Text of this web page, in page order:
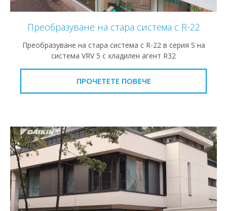
Преобразуване на стара система с R-22
Преобразуване на стара система с R-22 в серия S на
система VRV 5 с хладилен агент R32
ПРОЧЕТЕТЕ ПОВЕЧЕ